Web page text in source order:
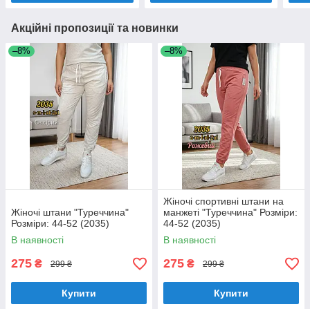
Акційні пропозиції та новинки
–8%
Жіночі штани "Туреччина"
Розміри: 44-52 (2035)
В наявності
275 ₴ 299 ₴
Купити
–8%
Жіночі спортивні штани на
манжеті "Туреччина" Розміри:
44-52 (2035)
В наявності
275 ₴ 299 ₴
Купити